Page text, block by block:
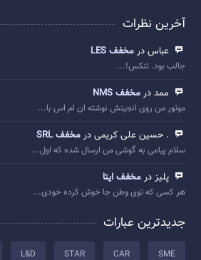
آخرین نظرات
عباس در مخفف LES
جالب بود. تنکس!...
ممد در مخفف NMS
موتور من روی انجینش نوشته ان ام اس با...
. حسین علی کریمی در مخفف SRL
سلام پیامی به گوشی من ارسال شده که اول...
پلیز در مخفف ایتا
هر کسی که توی وطن جا خوش کرده خودی...
جدیدترین عبارات
SME
CAR
STAR
L&D